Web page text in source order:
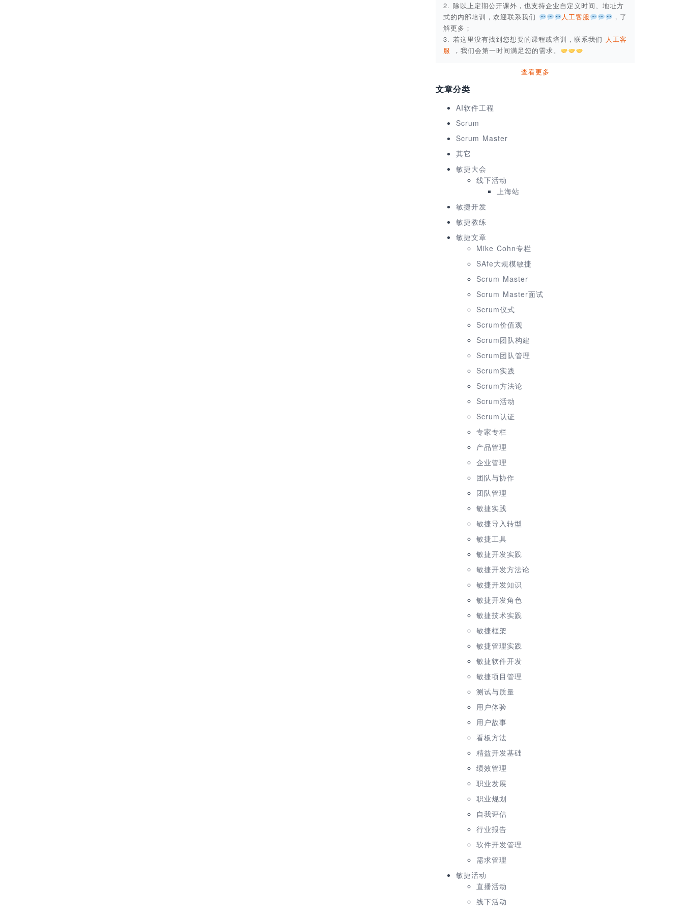
2. 除以上定期公开课外，也支持企业自定义时间、地址方
式的内部培训，欢迎联系我们
人工客服
，了
解更多；
3. 若这里没有找到您想要的课程或培训，联系我们 人工客
服
，我们会第一时间满足您的需求。
查看更多
文章分类
AI软件工程
Scrum
Scrum Master
其它
敏捷大会
线下活动
上海站
敏捷开发
敏捷教练
敏捷文章
Mike Cohn专栏
SAfe大规模敏捷
Scrum Master
Scrum Master面试
Scrum仪式
Scrum价值观
Scrum团队构建
Scrum团队管理
Scrum实践
Scrum方法论
Scrum活动
Scrum认证
专家专栏
产品管理
企业管理
团队与协作
团队管理
敏捷实践
敏捷导入转型
敏捷工具
敏捷开发实践
敏捷开发方法论
敏捷开发知识
敏捷开发角色
敏捷技术实践
敏捷框架
敏捷管理实践
敏捷软件开发
敏捷项目管理
测试与质量
用户体验
用户故事
看板方法
精益开发基础
绩效管理
职业发展
职业规划
自我评估
行业报告
软件开发管理
需求管理
敏捷活动
直播活动
线下活动